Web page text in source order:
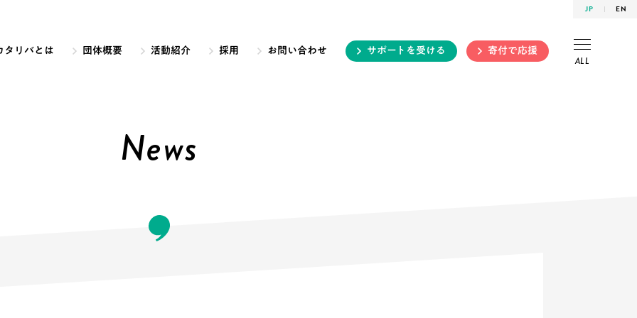
JP EN
タリバとは 団体概要 活動紹介 採用 お問い合わせ サポートを受ける 寄付で応援
ALL
News